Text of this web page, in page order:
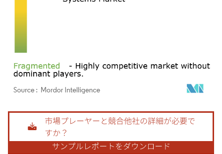
画像 © Mordor Intelligence。再利用にはCC BY 4.0の表示が必要です。